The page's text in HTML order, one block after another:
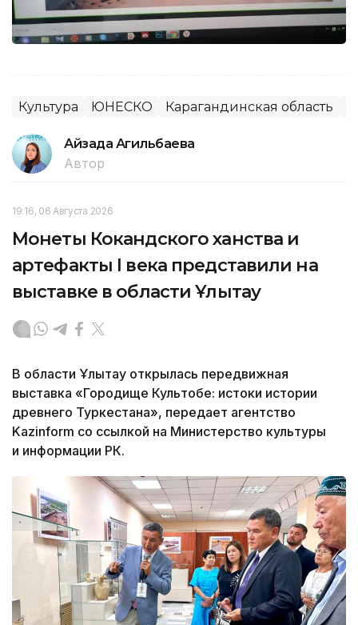
Культура ЮНЕСКО Карагандинская область
Айзада Агильбаева
Автор
19:16, 06 Августа 2026
Монеты Кокандского ханства и
артефакты I века представили на
выставке в области Ұлытау
В области Ұлытау открылась передвижная
выставка «Городище Культобе: истоки истории
древнего Туркестана», передает агентство
Kazinform со ссылкой на Министерство культуры
и информации РК.